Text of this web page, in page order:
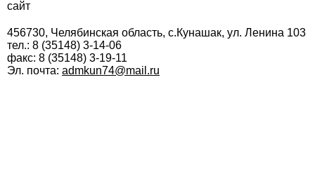
сайт
456730, Челябинская область, с.Кунашак, ул. Ленина 103
тел.: 8 (35148) 3-14-06
факс: 8 (35148) 3-19-11
Эл. почта: admkun74@mail.ru